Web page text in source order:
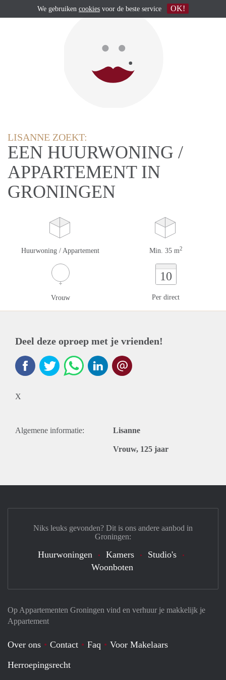
LISANNE ZOEKT:
EEN HUURWONING /
APPARTEMENT IN
GRONINGEN
Huurwoning / Appartement Min. 35 m2
Vrouw
10
Per direct
Deel deze oproep met je vrienden!
X
Algemene informatie: Lisanne
Vrouw, 125 jaar
Op Appartementen Groningen vind en verhuur je makkelijk je
Appartement
Over ons Contact Faq
Voor Makelaars
Herroepingsrecht
Niks leuks gevonden? Dit is ons andere aanbod in
Groningen:
Huurwoningen Kamers
Studio's
Woonboten
We gebruiken cookies voor de beste service OK!